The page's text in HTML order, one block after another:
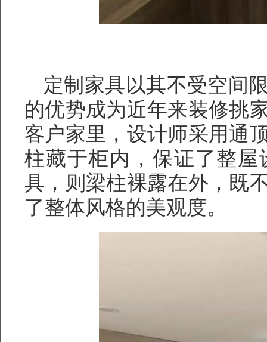
定制家具以其不受空间
的优势成为近年来装修挑
客户家里，设计师采用通
柱藏于柜内，保证了整
具，则梁柱裸露在外，既
了整体风格的美观度。